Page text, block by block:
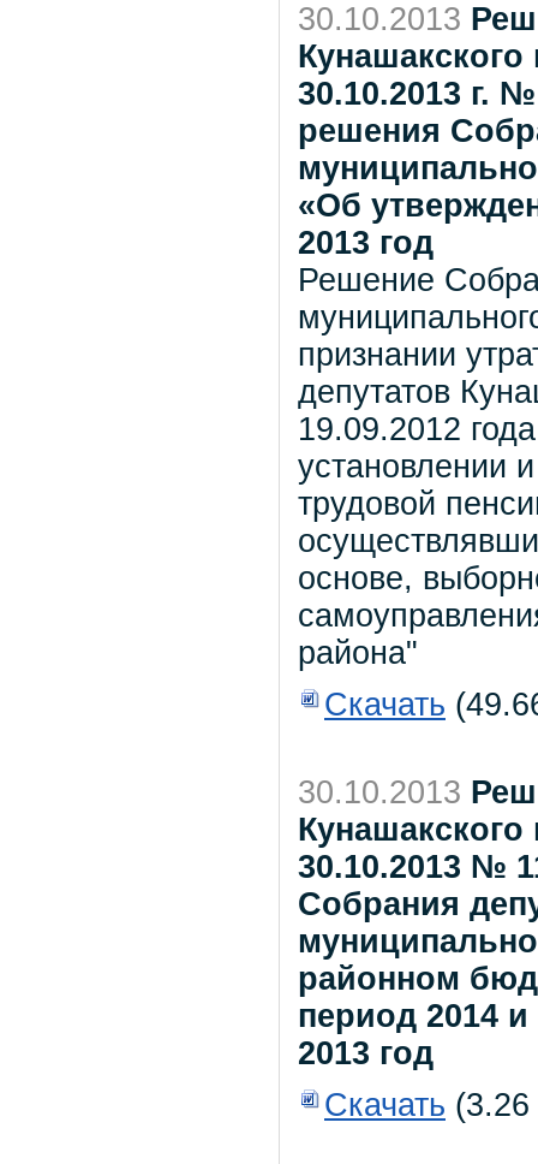
30.10.2013
30.10.2013 г.
решения
«Об
2013 год
Решение
признании
депутатов
19.09.2012
установлении
трудовой
основе,
района"
Скачать
30.10.2013
30.10.2013 №
Собрания
районном
период 2014 и
2013 год
Скачать